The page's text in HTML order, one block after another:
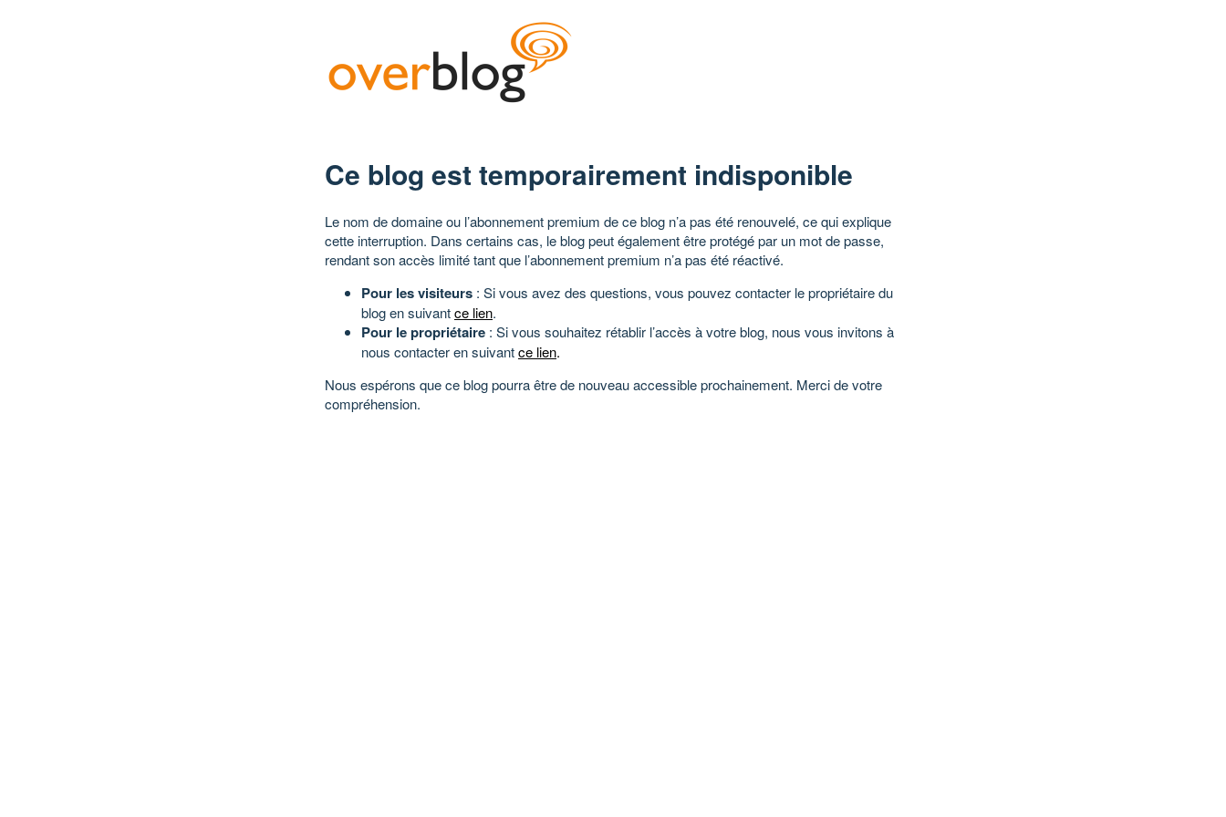
Ce blog est temporairement indisponible
Le nom de domaine ou l’abonnement premium de ce blog n’a pas été renouvelé, ce qui explique
cette interruption. Dans certains cas, le blog peut également être protégé par un mot de passe,
rendant son accès limité tant que l’abonnement premium n’a pas été réactivé.
Pour les visiteurs : Si vous avez des questions, vous pouvez contacter le propriétaire du
blog en suivantce lien.
Pour le propriétaire : Si vous souhaitez rétablir l’accès à votre blog, nous vous invitons à
nous contacter en suivantce lien.
Nous espérons que ce blog pourra être de nouveau accessible prochainement. Merci de votre
compréhension.